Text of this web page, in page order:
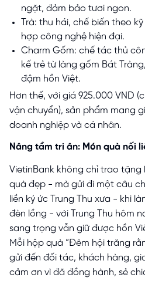
ngặt, đảm bảo tươi ngon.
Trà: thu hái, chế biến theo
hợp công nghệ hiện đại.
Charm Gốm: chế tác thủ
kế trẻ từ làng gốm Bát
đậm hồn Việt.
Hơn thế, với giá 925.000 VND
vận chuyển), sản phẩm mang
doanh nghiệp và cá nhân.
Nâng tầm tri ân: Món quà nối
VietinBank không chỉ trao
quà đẹp - mà gửi đi một câu
liền ký ức Trung Thu xưa - khi
đèn lồng - với Trung Thu hôm
sang trọng vẫn giữ được hồn
Mỗi hộp quà “Đêm hội trăng
gửi đến đối tác, khách hàng,
cảm ơn vì đã đồng hành, sẻ